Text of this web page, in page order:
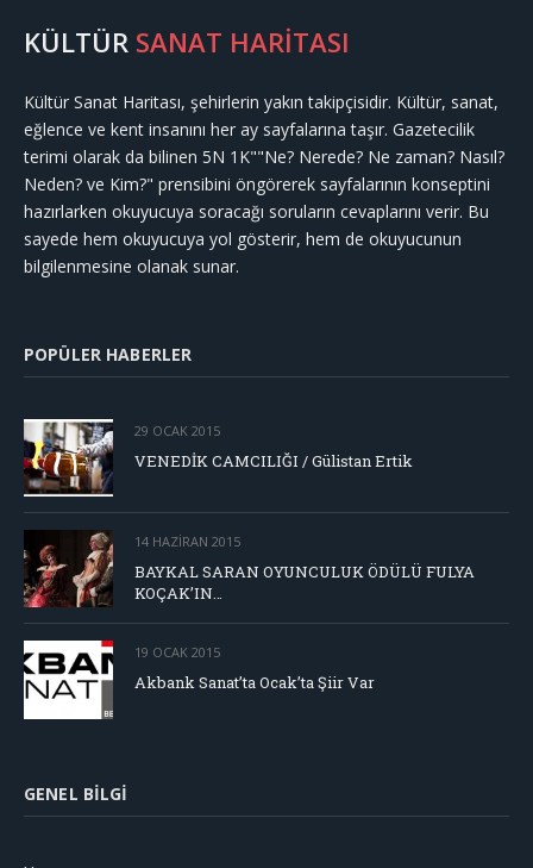
KÜLTÜR SANAT HARİTASI
Kültür Sanat Haritası, şehirlerin yakın takipçisidir. Kültür, sanat,
eğlence ve kent insanını her ay sayfalarına taşır. Gazetecilik
terimi olarak da bilinen 5N 1K""Ne? Nerede? Ne zaman? Nasıl?
Neden? ve Kim?" prensibini öngörerek sayfalarının konseptini
hazırlarken okuyucuya soracağı soruların cevaplarını verir. Bu
sayede hem okuyucuya yol gösterir, hem de okuyucunun
bilgilenmesine olanak sunar.
POPÜLER HABERLER
29 OCAK 2015
VENEDİK CAMCILIĞI / Gülistan Ertik
14 HAZIRAN 2015
BAYKAL SARAN OYUNCULUK ÖDÜLÜ FULYA
KOÇAK’IN…
19 OCAK 2015
Akbank Sanat’ta Ocak’ta Şiir Var
GENEL BILGI